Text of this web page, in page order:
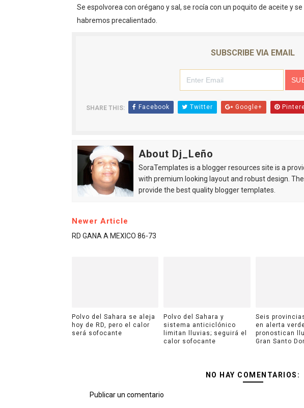
Se espolvorea con orégano y sal, se rocía con un poquito de aceite y
habremos precalientado.
SUBSCRIBE VIA EMAIL
SHARE THIS: Facebook Twitter Google+
About Dj_Leño
SoraTemplates is a blogger resources site is a
with premium looking layout and robust design.
provide the best quality blogger templates.
Newer Article
RD GANA A MEXICO 86-73
Polvo del Sahara se aleja
hoy de RD, pero el calor
será sofocante
Polvo del Sahara y
sistema anticiclónico
limitan lluvias; seguirá el
calor sofocante
Seis
en alerta
pronostican
Gran Santo
NO HAY COMENTARIOS:
Publicar un comentario